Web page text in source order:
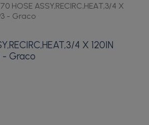
HOSE ASSY,RECIRC,HEAT,3/4 X
- Graco
4 X 120IN
- Graco